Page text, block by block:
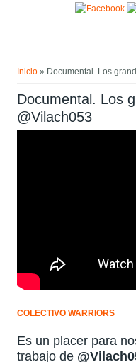
Pasar al contenido principal
Inicio » Documental. Los
Documental. Los
@Vilach053
COLECTIVO WARRIORS
Es un placer para
trabajo de